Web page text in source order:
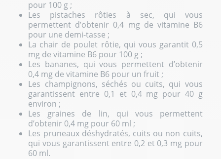
pour 100 g ;
Les pistaches rôties à sec, qui vous
permettent d’obtenir 0,4 mg de vitamine B6
pour une demi-tasse ;
La chair de poulet rôtie, qui vous garantit 0,5
mg de vitamine B6 pour 100 g ;
Les bananes, qui vous permettent d’obtenir
0,4 mg de vitamine B6 pour un fruit ;
Les champignons, séchés ou cuits, qui vous
garantissent entre 0,1 et 0,4 mg pour 40 g
environ ;
Les graines de lin, qui vous permettent
d’obtenir 0,4 mg pour 60 ml ;
Les pruneaux déshydratés, cuits ou non cuits,
qui vous garantissent entre 0,2 et 0,3 mg pour
60 ml.